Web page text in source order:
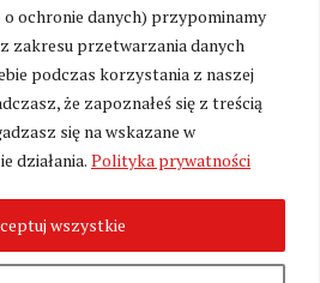
ochronie danych) przypominamy
zakresu przetwarzania danych
podczas korzystania z naszej
że zapoznałeś się z treścią
się na wskazane w
działania. Polityka prywatności
wszystkie
ustawienia cookies
Prawa Zastrzeżone.
prywatności